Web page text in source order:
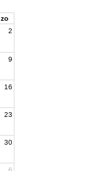
zo
2
9
16
23
30